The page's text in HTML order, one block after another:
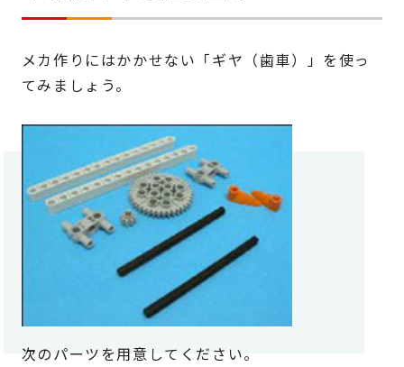
メカ作りにはかかせない「ギヤ（歯車）」を使っ
てみましょう。
次のパーツを用意してください。